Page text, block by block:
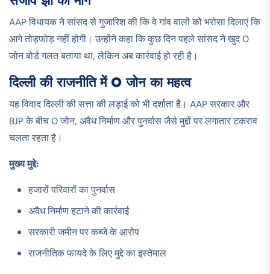
AAP विधायक ने सांसद से गुजारिश की कि वे गांव वालों को भरोसा दिलाएं कि
आगे तोड़फोड़ नहीं होगी। उन्होंने कहा कि कुछ दिन पहले सांसद ने खुद O
जोन बोर्ड गलत बताया था, लेकिन अब कार्रवाई हो रही है।
दिल्ली की राजनीति में O जोन का महत्व
यह विवाद दिल्ली की सत्ता की लड़ाई को भी दर्शाता है। AAP सरकार और
BJP के बीच O जोन, अवैध निर्माण और पुनर्वास जैसे मुद्दों पर लगातार टकराव
चलता रहता है।
मुख्य मुद्दे:
हजारों परिवारों का पुनर्वास
अवैध निर्माण हटाने की कार्रवाई
सरकारी जमीन पर कब्जे के आरोप
राजनीतिक फायदे के लिए मुद्दे का इस्तेमाल